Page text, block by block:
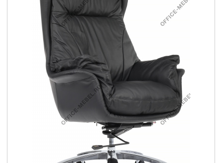
Клиенты
Заказ каталога
Заказать обратный звонок